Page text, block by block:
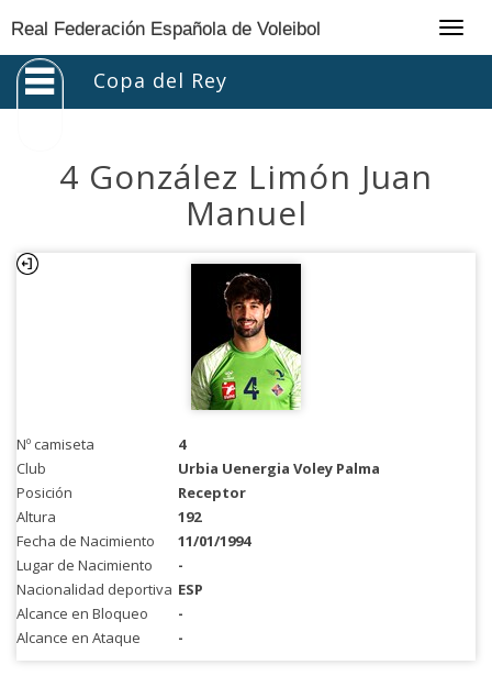
Real Federación Española de Voleibol
Copa del Rey
4 González Limón Juan
Manuel
Nº camiseta
4
Club
Urbia Uenergia Voley Palma
Posición
Receptor
Altura
192
Fecha de Nacimiento
11/01/1994
Lugar de Nacimiento
-
Nacionalidad deportiva ESP
Alcance en Bloqueo
-
Alcance en Ataque
-